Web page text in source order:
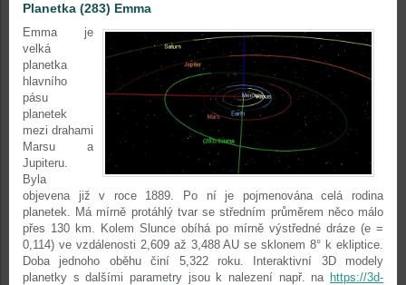
Planetka (283) Emma
Emma je
velká
planetka
hlavního
pásu
planetek
mezi drahami
Marsu a
Jupiteru.
Byla
objevena již v roce 1889. Po ní je pojmenována celá rodina
planetek. Má mírně protáhlý tvar se středním průměrem něco málo
přes 130 km. Kolem Slunce obíhá po mírně výstředné dráze (e =
0,114) ve vzdálenosti 2,609 až 3,488 AU se sklonem 8° k ekliptice.
Doba jednoho oběhu činí 5,322 roku. Interaktivní 3D modely
planetky s dalšími parametry jsou k nalezení např. na https://3d-